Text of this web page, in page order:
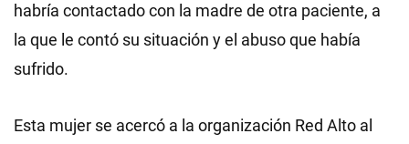
habría contactado con la madre de otra paciente, a
la que le contó su situación y el abuso que había
sufrido.
Esta mujer se acercó a la organización Red Alto al